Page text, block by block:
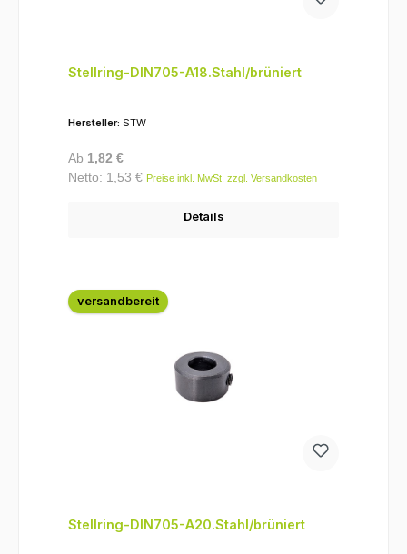
Stellring-DIN705-A18.Stahl/brüniert
Hersteller: STW
Regulärer Preis:
Ab 1,82 €
Netto: 1,53 € Preise inkl. MwSt. zzgl. Versandkosten
Details
versandbereit
Stellring-DIN705-A20.Stahl/brüniert